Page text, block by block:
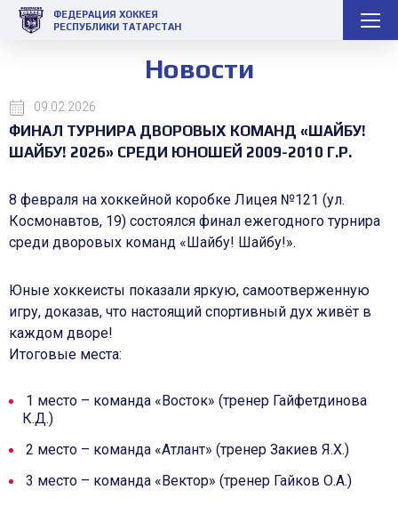
ФЕДЕРАЦИЯ ХОККЕЯ
РЕСПУБЛИКИ ТАТАРСТАН
Новости
09.02.2026
ФИНАЛ ТУРНИРА ДВОРОВЫХ КОМАНД «ШАЙБУ!
ШАЙБУ! 2026» СРЕДИ ЮНОШЕЙ 2009-2010 Г.Р.
8 февраля на хоккейной коробке Лицея №121 (ул.
Космонавтов, 19) состоялся финал ежегодного турнира
среди дворовых команд «Шайбу! Шайбу!».
Юные хоккеисты показали яркую, самоотверженную
игру, доказав, что настоящий спортивный дух живёт в
каждом дворе!
Итоговые места:
1 место – команда «Восток» (тренер Гайфетдинова
К.Д.)
2 место – команда «Атлант» (тренер Закиев Я.Х.)
3 место – команда «Вектор» (тренер Гайков О.А.)